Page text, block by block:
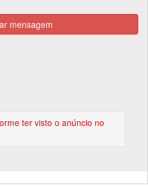
mensagem
ter visto o anúncio no